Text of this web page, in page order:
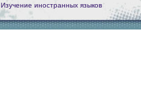
Изучение иностранных языков